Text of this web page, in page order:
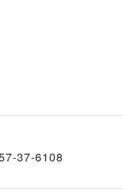
37-6108